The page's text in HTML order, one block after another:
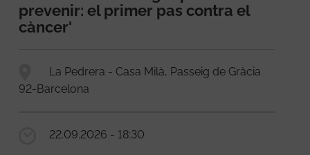
prevenir: el primer pas contra el
càncer'
La Pedrera - Casa Milà, Passeig de Gràcia
92-Barcelona
22.09.2026 - 18:30